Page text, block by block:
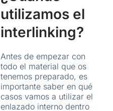
utilizamos el
interlinking?
Antes de empezar con
todo el material que os
tenemos preparado, es
importante saber en qué
casos vamos a utilizar el
enlazado interno dentro